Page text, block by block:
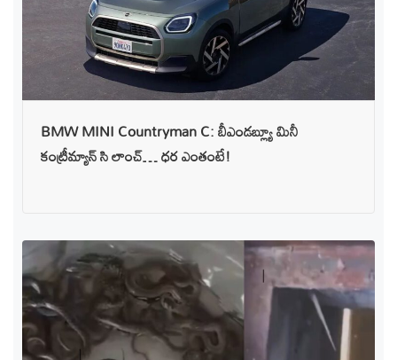
BMW MINI Countryman C: బీఎండబ్ల్యూ మినీ
కంట్రీమ్యాన్ సి లాంచ్… ధర ఎంతంటే!